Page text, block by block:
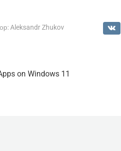
Aleksandr Zhukov